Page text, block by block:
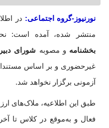
نورنیوز-گروه اجتماعی: در
منتشر شده، آمده است:
بخشنامه و مصوبه شورای
غیرحضوری و بر اساس
آزمونی برگزار نخواهد شد.
طبق این اطلاعیه، ملاک‌های
فعال و به‌موقع در کلاس تا